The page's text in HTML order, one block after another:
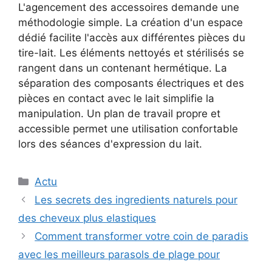
L'agencement des accessoires demande une
méthodologie simple. La création d'un espace
dédié facilite l'accès aux différentes pièces du
tire-lait. Les éléments nettoyés et stérilisés se
rangent dans un contenant hermétique. La
séparation des composants électriques et des
pièces en contact avec le lait simplifie la
manipulation. Un plan de travail propre et
accessible permet une utilisation confortable
lors des séances d'expression du lait.
Catégories
Actu
Les secrets des ingredients naturels pour
des cheveux plus elastiques
Comment transformer votre coin de paradis
avec les meilleurs parasols de plage pour